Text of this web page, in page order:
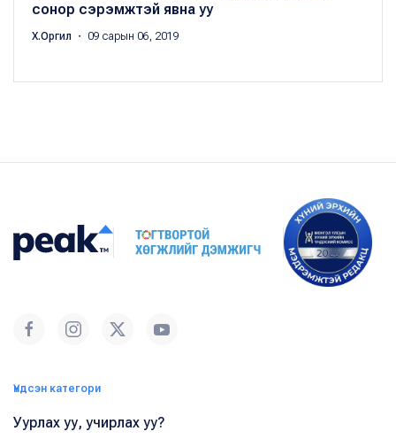
сонор сэрэмжтэй явна уу
Х.Оргил ・ 09 сарын 06, 2019
Үндсэн категори
Уурлах уу, учирлах уу?